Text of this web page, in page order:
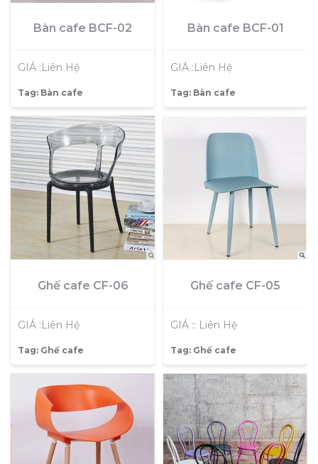
Bàn cafe BCF-02
GIÁ :Liên Hệ
Tag: Bàn cafe
Bàn cafe BCF-01
GIÁ :Liên Hệ
Tag: Bàn cafe
Ghế cafe CF-06
GIÁ :Liên Hệ
Tag: Ghế cafe
Ghế cafe CF-05
GIÁ :: Liên Hệ
Tag: Ghế cafe